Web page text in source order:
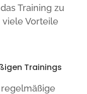
Training zu
Vorteile
Trainings